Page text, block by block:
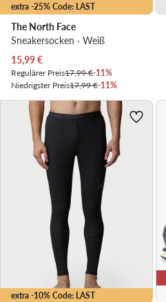
extra -25% Code: LAST
The North Face
Sneakersocken · Weiß
Aktueller Preis
15,99€
Regulärer Preis17,99 €-11%
Niedrigster Preis17,99 €-11%
extra -10% Code: LAST